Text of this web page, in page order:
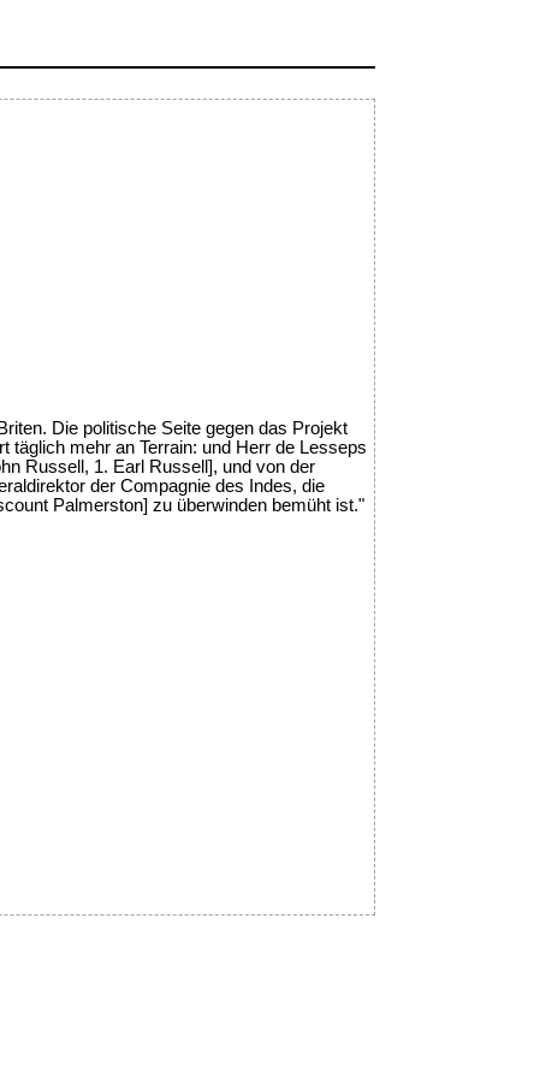
Die politische Seite gegen das Projekt
täglich mehr an Terrain: und Herr de Lesseps
Russell, 1. Earl Russell], und von der
der Compagnie des Indes, die
Palmerston] zu überwinden bemüht ist."